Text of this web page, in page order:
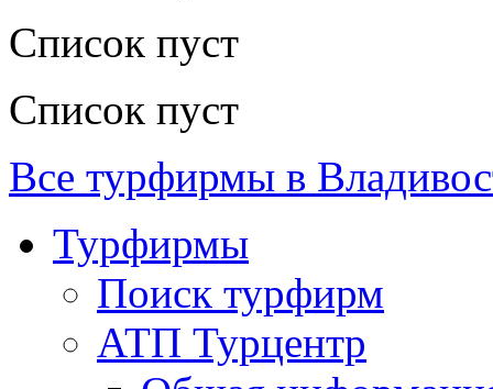
Список пуст
Список пуст
Все турфирмы в
Турфирмы
Поиск турфирм
АТП Турцентр